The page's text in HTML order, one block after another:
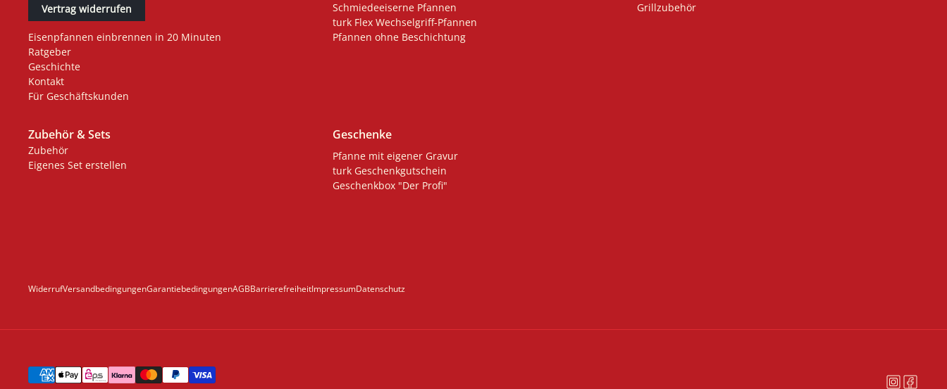
Vertrag widerrufen
Eisenpfannen einbrennen in 20 Minuten
Ratgeber
Geschichte
Kontakt
Für Geschäftskunden
Schmiedeeiserne Pfannen
turk Flex Wechselgriff-Pfannen
Pfannen ohne Beschichtung
Grillzubehör
Zubehör & Sets
Zubehör
Eigenes Set erstellen
Geschenke
Pfanne mit eigener Gravur
turk Geschenkgutschein
Geschenkbox "Der Profi"
WiderrufVersandbedingungenGarantiebedingungenAGBBarrierefreiheitImpressumDatenschutz